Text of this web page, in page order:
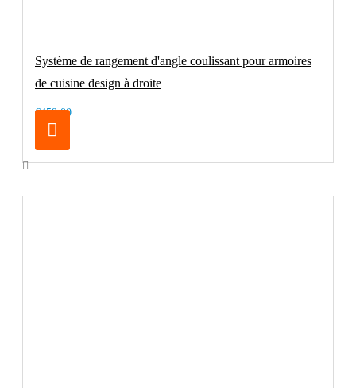
Système de rangement d'angle coulissant pour armoires
de cuisine design à droite
€459.00